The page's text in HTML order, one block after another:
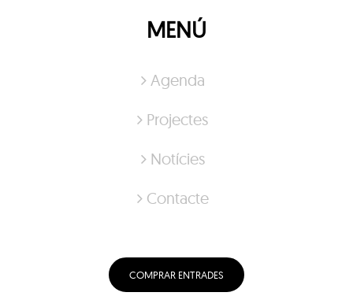
MENÚ
Agenda
Projectes
Notícies
Contacte
COMPRAR ENTRADES